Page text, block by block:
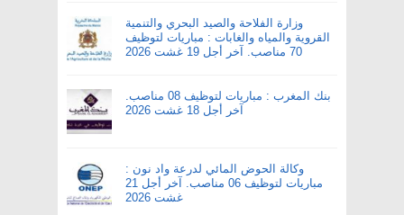
وزارة الفلاحة والصيد البحري والتنمية
القروية والمياه والغابات : مباريات لتوظيف
70 مناصب. آخر أجل 19 غشت 2026
بنك المغرب : مباريات لتوظيف 08 مناصب.
آخر أجل 18 غشت 2026
وكالة الحوض المائي لدرعة واد نون :
مباريات لتوظيف 06 مناصب. آخر أجل 21
غشت 2026